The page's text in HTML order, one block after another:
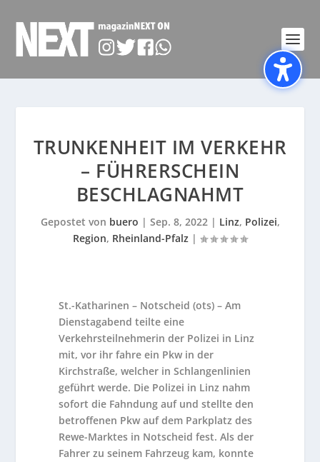
TRUNKENHEIT IM VERKEHR
– FÜHRERSCHEIN
BESCHLAGNAHMT
Gepostet von buero | Sep. 8, 2022| Linz, Polizei,
Region, Rheinland-Pfalz |
St.-Katharinen – Notscheid (ots) – Am
Dienstagabend teilte eine
Verkehrsteilnehmerin der Polizei in Linz
mit, vor ihr fahre ein Pkw in der
Kirchstraße, welcher in Schlangenlinien
geführt werde. Die Polizei in Linz nahm
sofort die Fahndung auf und stellte den
betroffenen Pkw auf dem Parkplatz des
Rewe-Marktes in Notscheid fest. Als der
Fahrer zu seinem Fahrzeug kam, konnte